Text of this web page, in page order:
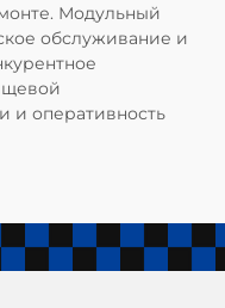
Модульный
обслуживание и
и оперативность